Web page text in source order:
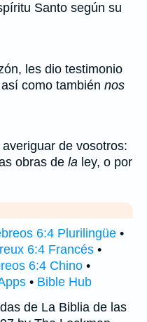
Santo según su
les dio testimonio
como también nos
de vosotros:
obras de la ley, o por
6:4 Plurilingüe •
6:4 Francés •
6:4 Chino •
• Bible Hub
de La Biblia de las